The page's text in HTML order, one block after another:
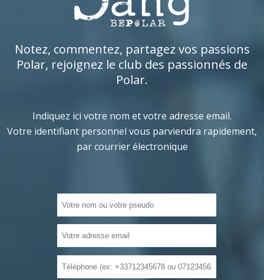
Notez, commentez, partagez vos passions
Polar, rejoignez le club des passionnés de
Polar.
Indiquez ici votre nom et votre adresse email.
Votre identifiant personnel vous parviendra rapidement,
par courrier électronique